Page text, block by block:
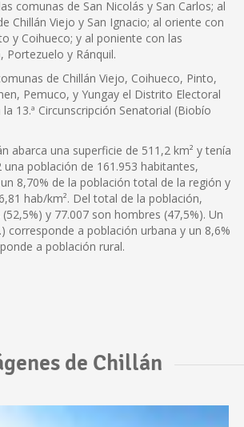
comunas de San Nicolás y San Carlos; al
Chillán Viejo y San Ignacio; al oriente con
y Coihueco; y al poniente con las
Portezuelo y Ránquil.
de Chillán Viejo, Coihueco, Pinto,
Pemuco, y Yungay el Distrito Electoral
13.ª Circunscripción Senatorial (Biobío
abarca una superficie de 511,2 km² y tenía
una población de 161.953 habitantes,
8,70% de la población total de la región y
hab/km². Del total de la población,
y 77.007 son hombres (47,5%). Un
corresponde a población urbana y un 8,6%
a población rural.
de Chillán